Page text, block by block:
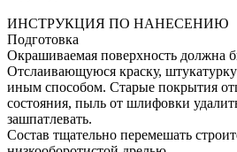
ИНСТРУКЦИЯ ПО НАНЕСЕНИЮ
Подготовка
Окрашиваемая поверхность должна
Отслаивающуюся краску,
иным способом. Старые покрытия
состояния, пыль от шлифовки
зашпатлевать.
Состав тщательно перемешать